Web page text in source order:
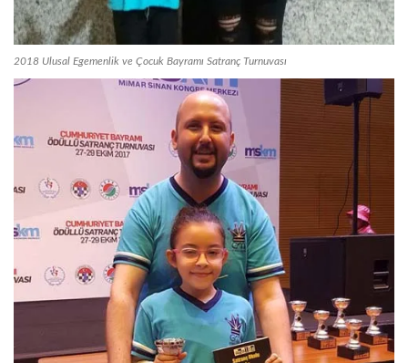
2018 Ulusal Egemenlik ve Çocuk Bayramı Satranç Turnuvası